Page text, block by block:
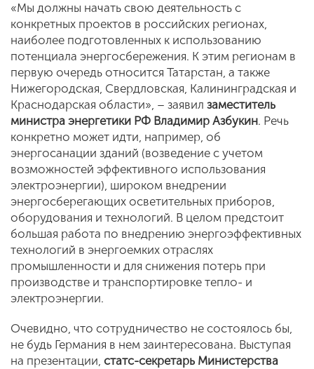
«Мы должны начать свою деятельность с
конкретных проектов в российских регионах,
наиболее подготовленных к использованию
потенциала энергосбережения. К этим регионам в
первую очередь относится Татарстан, а также
Нижегородская, Свердловская, Калининградская и
Краснодарская области», – заявил заместитель
министра энергетики РФ Владимир Азбукин. Речь
конкретно может идти, например, об
энергосанации зданий (возведение с учетом
возможностей эффективного использования
электроэнергии), широком внедрении
энергосберегающих осветительных приборов,
оборудования и технологий. В целом предстоит
большая работа по внедрению энергоэффективных
технологий в энергоемких отраслях
промышленности и для снижения потерь при
производстве и транспортировке тепло- и
электроэнергии.
Очевидно, что сотрудничество не состоялось бы,
не будь Германия в нем заинтересована. Выступая
на презентации, статс-секретарь Министерства